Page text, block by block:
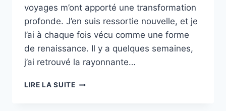
voyages m’ont apporté une transformation
profonde. J’en suis ressortie nouvelle, et je
l’ai à chaque fois vécu comme une forme
de renaissance. Il y a quelques semaines,
j’ai retrouvé la rayonnante…
LIRE LA SUITESONIA,